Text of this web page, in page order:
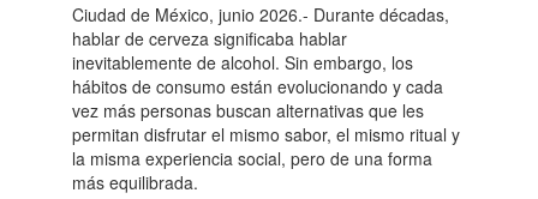
Ciudad de México, junio 2026.- Durante décadas,
hablar de cerveza significaba hablar
inevitablemente de alcohol. Sin embargo, los
hábitos de consumo están evolucionando y cada
vez más personas buscan alternativas que les
permitan disfrutar el mismo sabor, el mismo ritual y
la misma experiencia social, pero de una forma
más equilibrada.